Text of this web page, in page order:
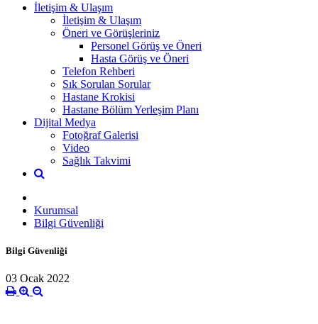
İletişim & Ulaşım
İletişim & Ulaşım
Öneri ve Görüşleriniz
Personel Görüş ve Öneri
Hasta Görüş ve Öneri
Telefon Rehberi
Sık Sorulan Sorular
Hastane Krokisi
Hastane Bölüm Yerleşim Planı
Dijital Medya
Fotoğraf Galerisi
Video
Sağlık Takvimi
Kurumsal
Bilgi Güvenliği
Bilgi Güvenliği
03 Ocak 2022